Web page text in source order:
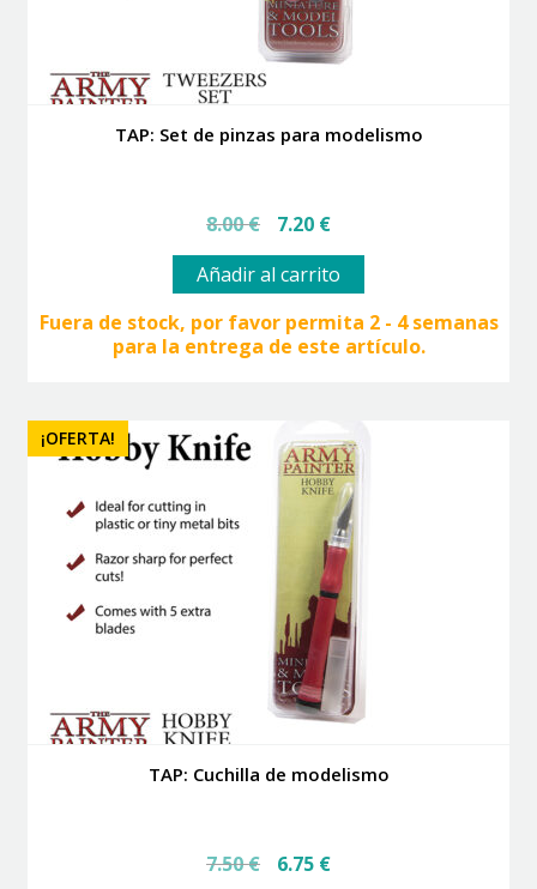
TAP: Set de pinzas para modelismo
8.00€
El
original
era:
8.00 €.
7.20 €El
actual
es:
7.20 €.
Añadir al carrito
Fuera de stock, por favor permita 2 - 4 semanas
para la entrega de este artículo.
TAP: Cuchilla de modelismo
¡OFERTA!
7.50€
El6.75 €El